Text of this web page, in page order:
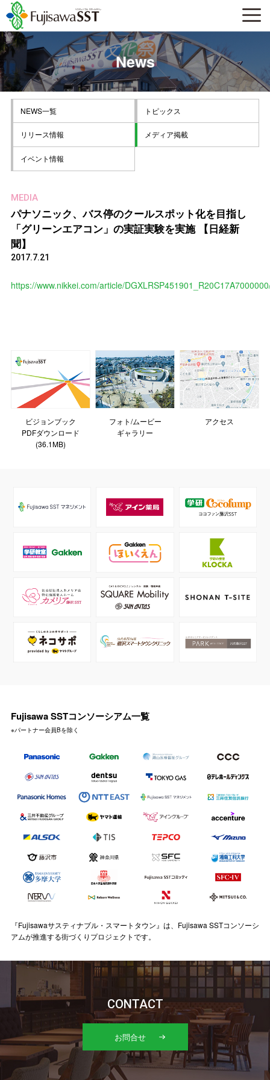
News
NEWS一覧 トピックス
リリース情報 メディア掲載
イベント情報
MEDIA
パナソニック、バス停のクールスポット化を目指し
「グリーンエアコン」の実証実験を実施 【日経新
聞】
2017.7.21
https://www.nikkei.com/article/
ビジョンブック
PDFダウンロード
(36.1MB)
フォト/ムービー
ギャラリー
アクセス
Fujisawa SSTコンソーシアム一覧
※パートナー会員Bを除く
『Fujisawaサスティナブル・スマートタウン』は、Fujisawa SSTコンソーシ
アムが推進する街づくりプロジェクトです。
CONTACT
お問合せ